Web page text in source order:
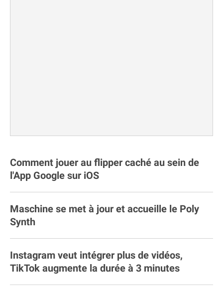
Comment jouer au flipper caché au sein de
l'App Google sur iOS
Maschine se met à jour et accueille le Poly
Synth
Instagram veut intégrer plus de vidéos,
TikTok augmente la durée à 3 minutes